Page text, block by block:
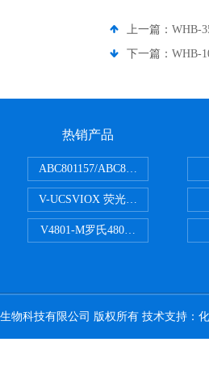
上一篇： WHB-
下一篇： WHB-
热销产品
ABC801157/ABC801506ABC常规
V-UCSVIOX 荧光定量封板膜
V4801-M罗氏480适配96孔板 PCR
物科技有限公司 版权所有 技术支持：